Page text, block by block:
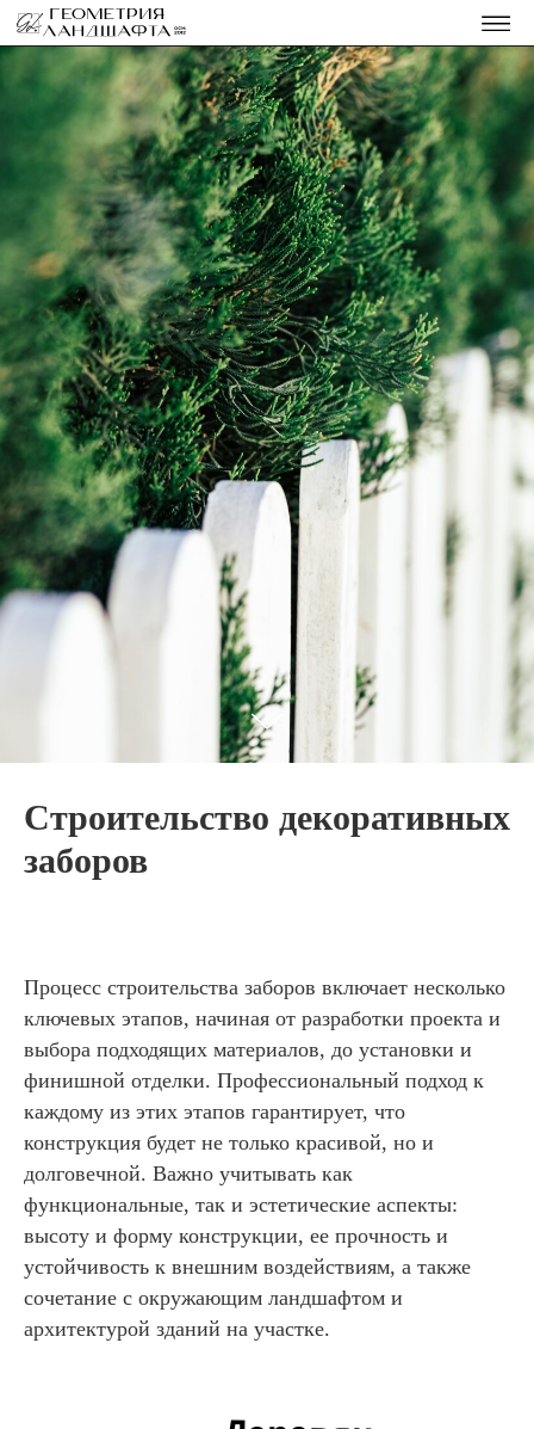
Строительство декоративных
заборов
Процесс строительства заборов включает несколько
ключевых этапов, начиная от разработки проекта и
выбора подходящих материалов, до установки и
финишной отделки. Профессиональный подход к
каждому из этих этапов гарантирует, что
конструкция будет не только красивой, но и
долговечной. Важно учитывать как
функциональные, так и эстетические аспекты:
высоту и форму конструкции, ее прочность и
устойчивость к внешним воздействиям, а также
сочетание с окружающим ландшафтом и
архитектурой зданий на участке.